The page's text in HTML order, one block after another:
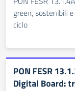
green, sostenibili
ciclo
PON FESR
Digital Board: